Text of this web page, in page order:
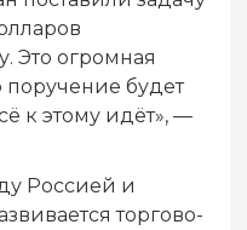
Это огромная
поручение будет
к этому идёт», —
Россией и
торгово-